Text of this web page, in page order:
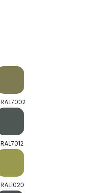
RAL7002
RAL7012
RAL1020